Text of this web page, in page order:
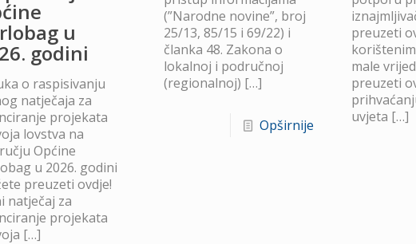
u
godini
o raspisivanju
natječaja za
projekata
lovstva na
Općine
u 2026. godini
preuzeti ovdje!
natječaj za
projekata
[…]
(”Narodne novine”, broj
25/13, 85/15 i 69/22) i
članka 48. Zakona o
lokalnoj i područnoj
(regionalnoj) […]
Opširnije
preuzeti
male
preuzeti
uvjeta […]